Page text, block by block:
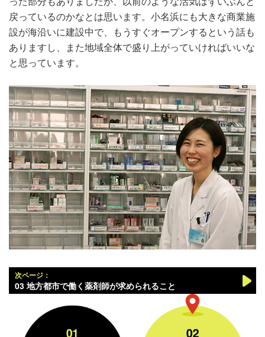
戻っているのかなとは思います。小名浜にも大きな商業施
設が海沿いに建設中で、もうすぐオープンするという話も
ありますし、また地域全体で盛り上がっていければいいな
と思っています。
次ページ：
03 地方都市で働く薬剤師が求められること